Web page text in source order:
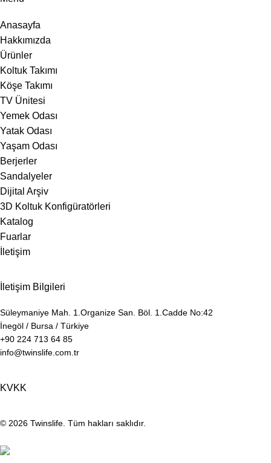
Anasayfa
Hakkımızda
Ürünler
Koltuk Takımı
Köşe Takımı
TV Ünitesi
Yemek Odası
Yatak Odası
Yaşam Odası
Berjerler
Sandalyeler
Dijital Arşiv
3D Koltuk Konfigüratörleri
Katalog
Fuarlar
İletişim
İletişim Bilgileri
Süleymaniye Mah. 1.Organize San. Böl. 1.Cadde No:42
İnegöl / Bursa / Türkiye
+90 224 713 64 85
info@twinslife.com.tr
KVKK
© 2026 Twinslife . Tüm hakları saklıdır.